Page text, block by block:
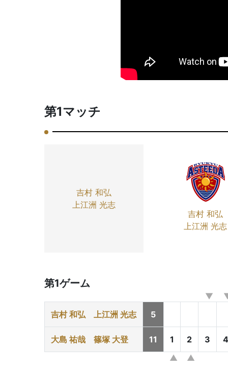
第1マッチ
吉村 和弘
上江洲 光志
吉村 和弘
上江洲 光志
第1ゲーム
吉村 和弘 上江洲 光志 5
大島 祐哉 篠塚 大登 11 1 2 3 4